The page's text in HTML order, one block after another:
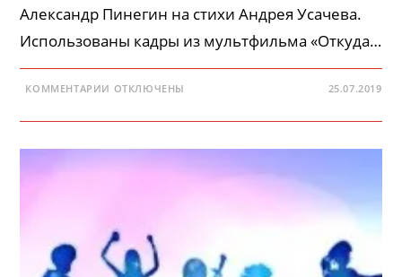
Александр Пинегин на стихи Андрея Усачева.
Использованы кадры из мультфильма «Откуда…
КОММЕНТАРИИ К
ДНЕМ
ОТКЛЮЧЕНЫ 25.07.2019